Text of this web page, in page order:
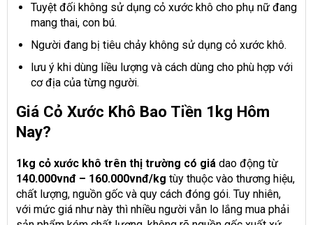
Tuyệt đối không sử dụng cỏ xước khô cho phụ nữ đang
mang thai, con bú.
Người đang bị tiêu chảy không sử dụng cỏ xước khô.
lưu ý khi dùng liều lượng và cách dùng cho phù hợp với
cơ địa của từng người.
Giá Cỏ Xước Khô Bao Tiền 1kg Hôm
Nay?
1kg cỏ xước khô trên thị trường có giá dao động từ
140.000vnđ – 160.000vnđ/kg tùy thuộc vào thương hiệu,
chất lượng, nguồn gốc và quy cách đóng gói. Tuy nhiên,
với mức giá như này thì nhiều người vẫn lo lắng mua phải